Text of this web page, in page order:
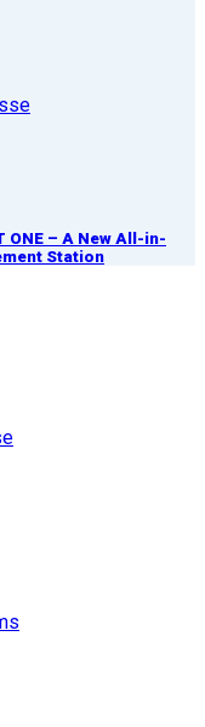
ONE – A New All-in-
Station